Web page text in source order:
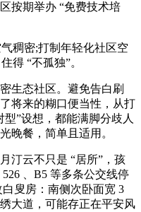
按期举办 “免费技术培
稠密;打制年轻化社区空
得 “不孤独”。
态社区。避免告白刷
将来的糊口便当性，从打
”设想，都能满脚分歧人
晚餐，简单且适用。
云不只是 “居所”，孩
、B5 等多条公交线停
叟房：南侧次卧面宽 3
大道，可能存正在平安风